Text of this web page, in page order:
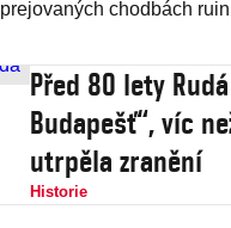
chodbách
Před 80 lety
Budapešť“, víc
utrpěla zranění
Historie